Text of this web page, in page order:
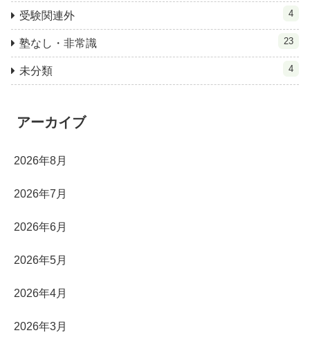
受験関連外 4
塾なし・非常識 23
未分類 4
アーカイブ
2026年8月
2026年7月
2026年6月
2026年5月
2026年4月
2026年3月